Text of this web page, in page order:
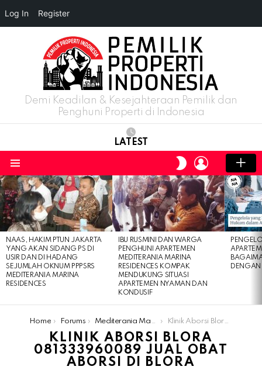
Demi Keadilan & Kesejahteraan Pemilik dan
Penghuni Properti di Indonesia
LATEST
SWITCH
SKIN
LOGIN
LATEST
STORIES
NAAS, HAKIM PTUN JAKARTA
YANG AKAN SIDANG PS DI
USIR DAN DI HADANG
SEJUMLAH OKNUM PPPSRS
MEDITERANIA MARINA
RESIDENCES
IBU RUSMINI DAN WARGA
PENGHUNI APARTEMEN
MEDITERANIA MARINA
RESIDENCES KOMPAK
MENDUKUNG SITUASI
APARTEMEN NYAMAN DAN
KONDUSIF
DENGAN
You are here:
Home Forums Mediterania Marina Residences Klinik Aborsi Blora 081333960089 Jual Obat Aborsi Di Blora
KLINIK ABORSI BLORA
081333960089 JUAL OBAT
ABORSI DI BLORA
Log In Register